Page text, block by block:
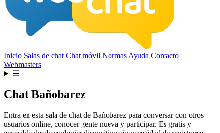
Inicio Salas de chat Chat móvil Normas Ayuda Contacto
Webmasters
☰
Chat Bañobarez
Entra en esta sala de chat de Bañobarez para conversar con otros
usuarios online, conocer gente nueva y participar. Es gratis y